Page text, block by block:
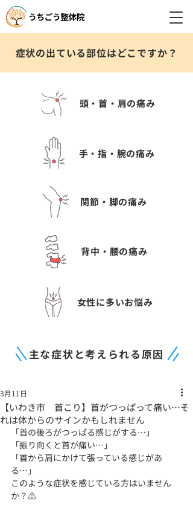
症状の出ている部位はどこですか？
頭・首・肩の痛み
手・指・腕の痛み
関節・脚の痛み
背中・腰の痛み
女性に多いお悩み
主な症状と考えられる原因
【いわき市 首こり】首がつっぱって痛い…そ
れは体からのサインかもしれません
3月11日
「首の後ろがつっぱる感じがする…」
「振り向くと首が痛い…」
「首から肩にかけて張っている感じがあ
る…」
このような症状を感じている方はいません
か？⚠️